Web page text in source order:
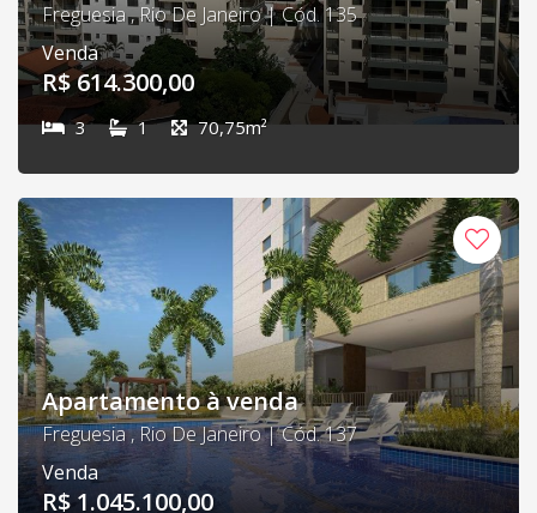
Freguesia , Rio De Janeiro | Cód. 135
Venda
R$ 614.300,00
3 1 70,75m²
Apartamento à venda
Freguesia , Rio De Janeiro | Cód. 137
Venda
R$ 1.045.100,00